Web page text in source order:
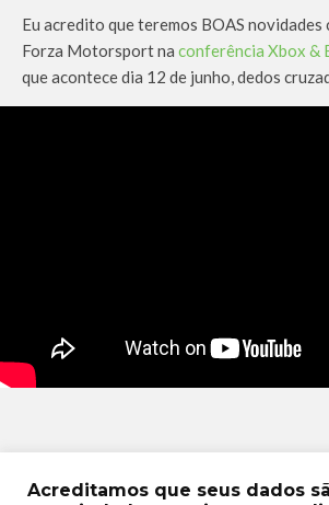
Eu acredito que teremos BOAS novidades
Forza Motorsport na conferência Xbox &
que acontece dia 12 de junho, dedos
Acreditamos que seus dados